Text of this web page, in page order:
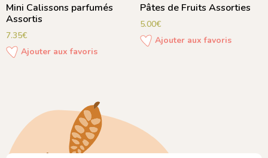
Mini Calissons parfumés
Assortis
7.35€
Ajouter aux favoris
Pâtes de Fruits Assorties
5.00€
Ajouter aux favoris